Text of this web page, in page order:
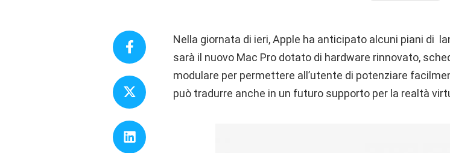
Nella giornata di ieri, Apple ha anticipato alcuni piani di
sarà il nuovo Mac Pro dotato di hardware rinnovato,
modulare per permettere all’utente di potenziare
può tradurre anche in un futuro supporto per la realtà